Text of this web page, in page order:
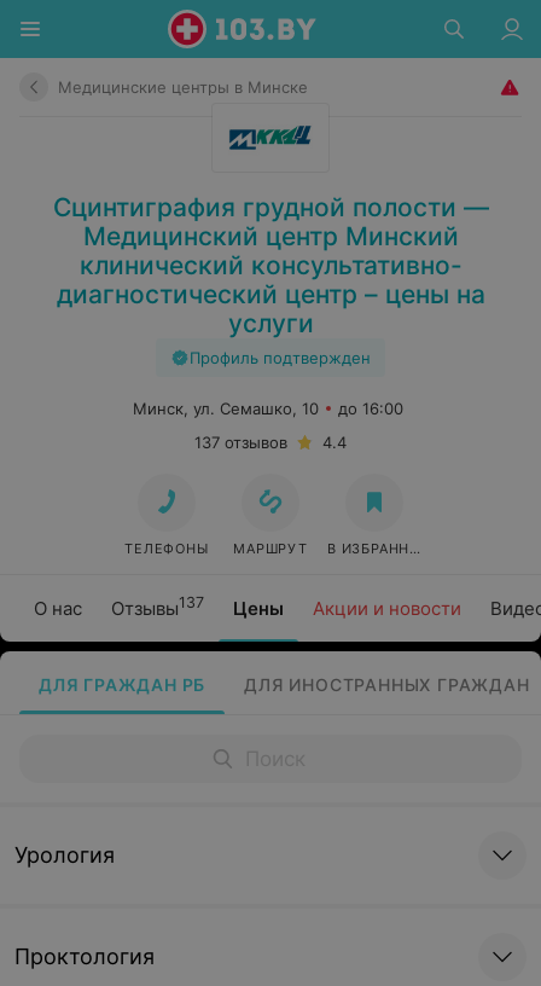
Медицинские центры в Минске
Сцинтиграфия грудной полости —
Медицинский центр Минский
клинический консультативно-
диагностический центр – цены на
услуги
Профиль подтвержден
О нас Отзывы137 Цены Акции и новости
Минск, ул. Семашко, 10
до 16:00
137 отзывов
4.4
ТЕЛЕФОНЫ МАРШРУТ В ИЗБРАННОЕ
ДЛЯ ГРАЖДАН РБ ДЛЯ ИНОСТРАННЫХ ГРАЖДАН
Урология
Проктология